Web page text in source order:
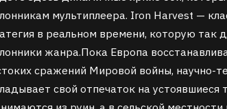
мультиплеера. Iron Harvest —
в реальном времени, которую так
жанра.Пока Европа
сражений Мировой войны, научно-
свой отпечаток на устоявшиеся